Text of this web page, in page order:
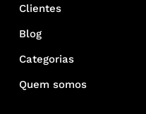
Clientes
Blog
Categorias
Quem somos